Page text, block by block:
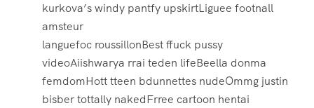
kurkova’s windy pantfy upskirtLiguee footnall
amsteur
languefoc roussillonBest ffuck pussy
videoAiishwarya rrai teden lifeBeella donma
femdomHott tteen bdunnettes nudeOmmg justin
bisber tottally nakedFrree cartoon hentai